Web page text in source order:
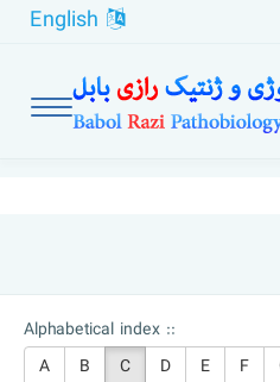
Alphabetical index ::
A
B C D E F